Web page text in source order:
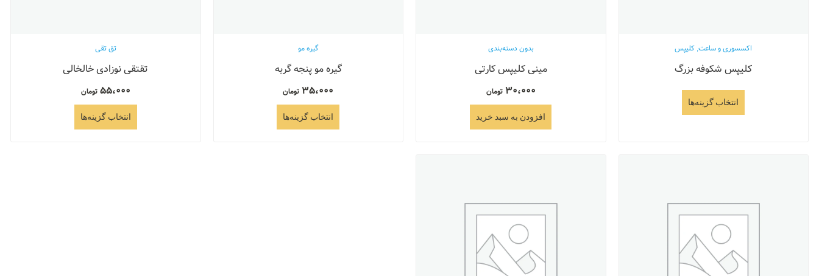
اکسسوری و ساعت, کلیپس
کلیپس شکوفه بزرگ
انتخاب گزینه‌ها
بدون دسته‌بندی
مینی کلیپس کارتی
30،000 تومان
افزودن به سبد خرید
گیره مو
گیره مو پنجه گربه
35،000 تومان
انتخاب گزینه‌ها
تق تقی
تقتقی نوزادی خالخالی
55،000 تومان
انتخاب گزینه‌ها